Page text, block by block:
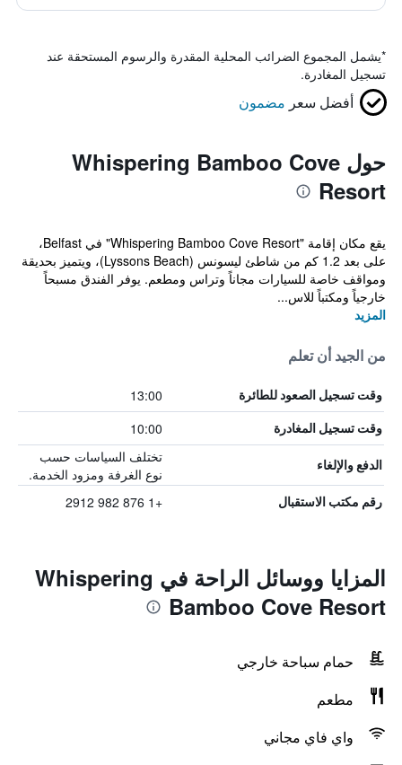
*يشمل المجموع الضرائب المحلية المقدرة والرسوم المستحقة عند
تسجيل المغادرة.
أفضل سعر مضمون
حول Whispering Bamboo Cove
Resort
يقع مكان إقامة "Whispering Bamboo Cove Resort" في Belfast،
على بعد 1.2 كم من شاطئ ليسونس (Lyssons Beach)، ويتميز بحديقة
ومواقف خاصة للسيارات مجاناً وتراس ومطعم. يوفر الفندق مسبحاً
خارجياً ومكتباً للاس...
المزيد
من الجيد أن تعلم
وقت تسجيل الصعود للطائرة 13:00
وقت تسجيل المغادرة 10:00
الدفع والإلغاء
تختلف السياسات حسب
نوع الغرفة ومزود الخدمة.
رقم مكتب الاستقبال +1 876 982 2912
المزايا ووسائل الراحة في Whispering
Bamboo Cove Resort
حمام سباحة خارجي
مطعم
واي فاي مجاني